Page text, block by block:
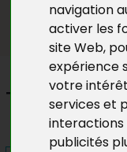
navigation
activer les
site Web,
expérience
votre
services et
publicités
Tant que